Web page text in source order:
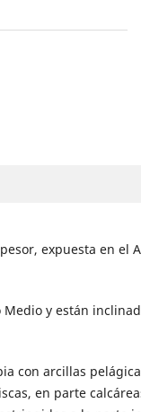
expuesta en el
y están
con arcillas
en parte